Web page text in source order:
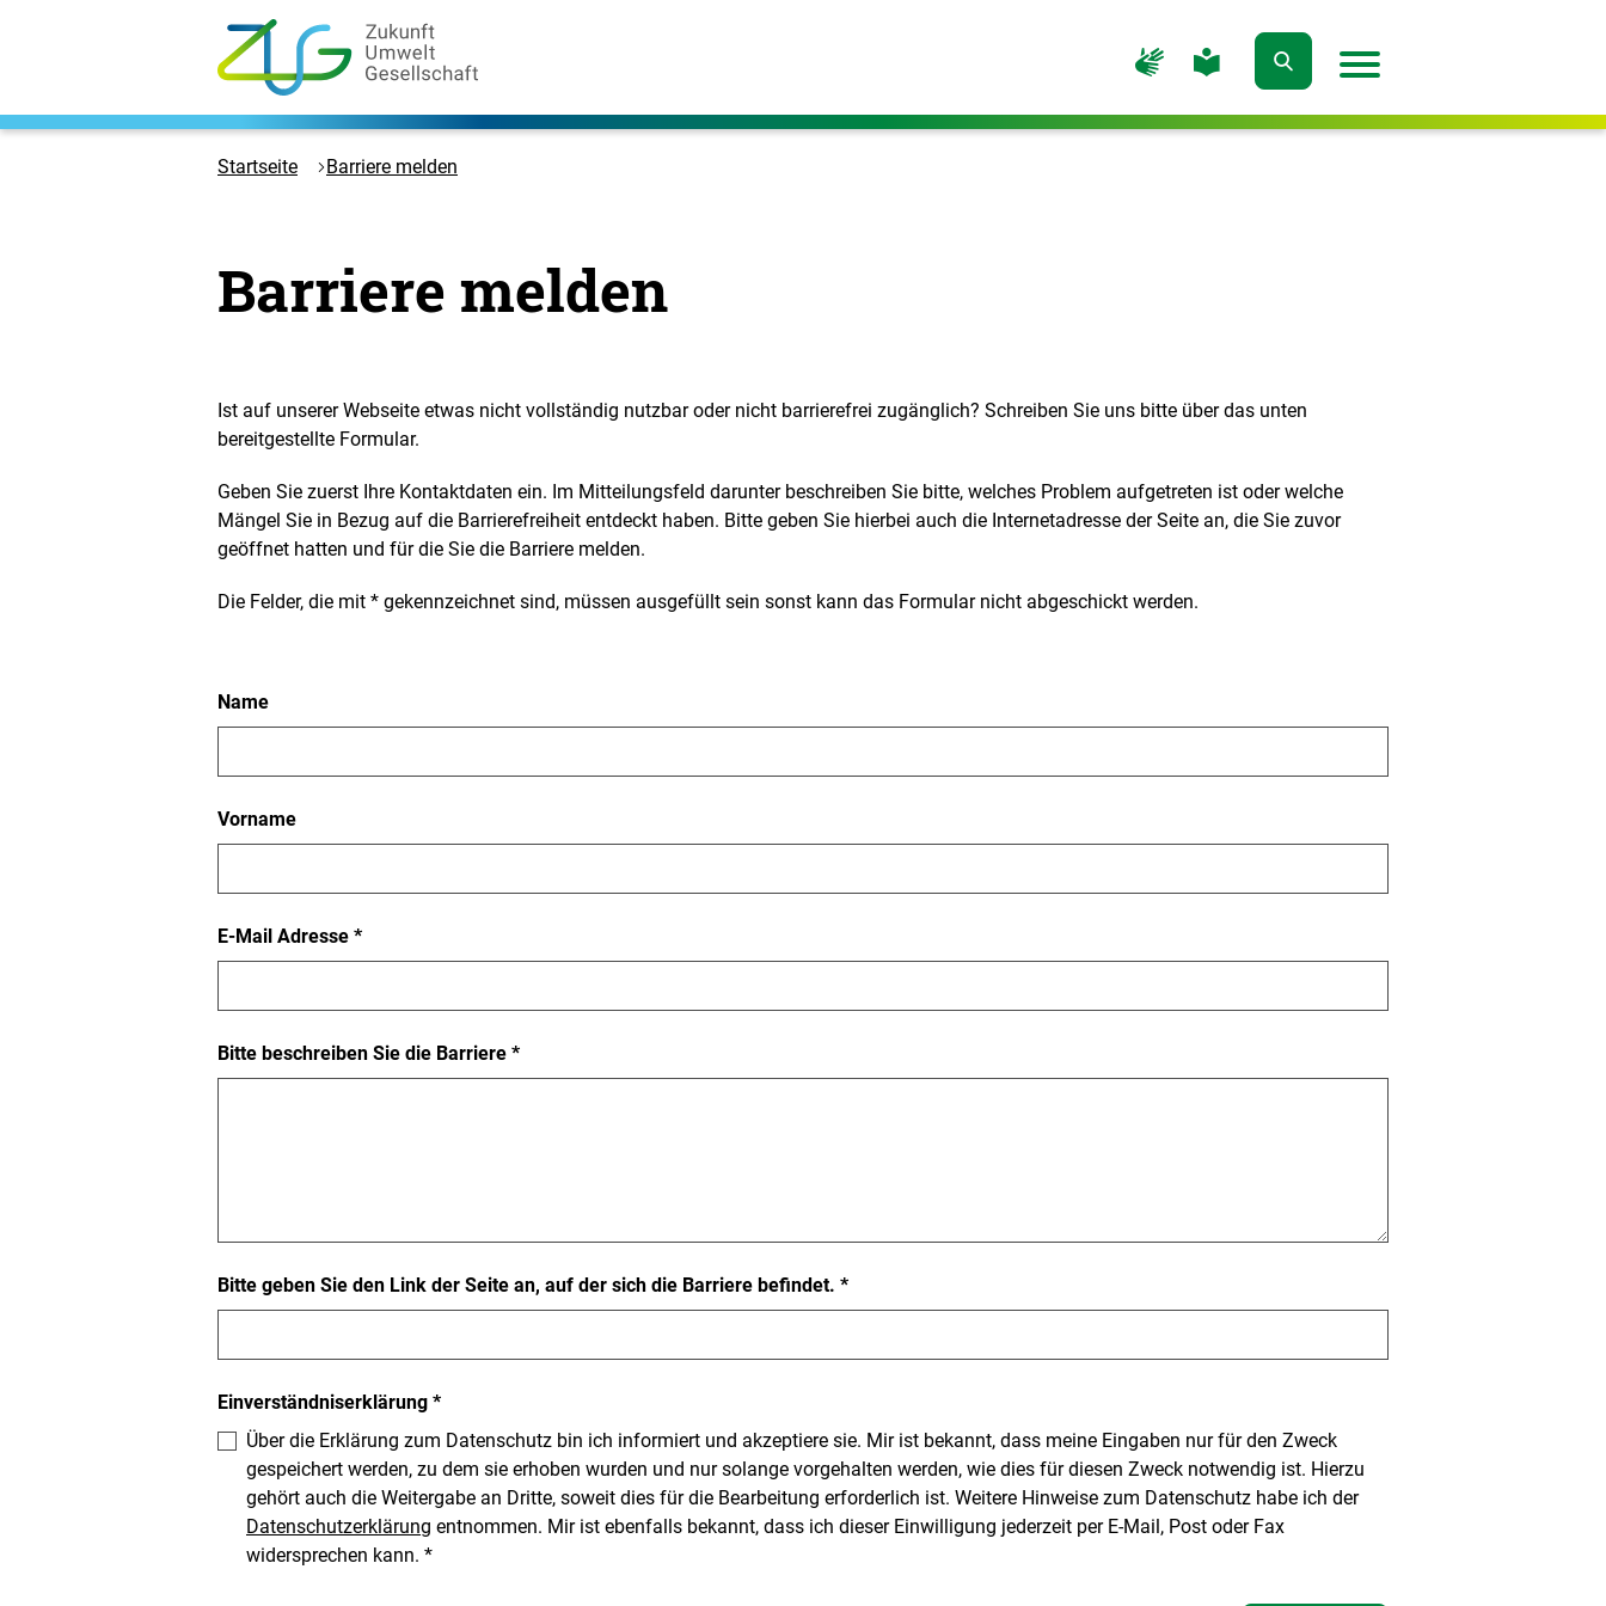
Zukunft
Umwelt
Startseite
Zur
Seite
für
Zur
Seite
Sprache
Suche
öffnen
Menü
Startseite Barriere melden
Barriere melden
Ist auf unserer Webseite etwas nicht vollständig nutzbar oder nicht barrierefrei zugänglich? Schreiben Sie uns bitte über das unten
bereitgestellte Formular.
Geben Sie zuerst Ihre Kontaktdaten ein. Im Mitteilungsfeld darunter beschreiben Sie bitte, welches Problem aufgetreten ist oder welche
Mängel Sie in Bezug auf die Barrierefreiheit entdeckt haben. Bitte geben Sie hierbei auch die Internetadresse der Seite an, die Sie zuvor
geöffnet hatten und für die Sie die Barriere melden.
Die Felder, die mit * gekennzeichnet sind, müssen ausgefüllt sein sonst kann das Formular nicht abgeschickt werden.
Barriere
melden
Name
Vorname
E-Mail Adresse *Pflichtfeld
Bitte beschreiben Sie die Barriere *Pflichtfeld
Bitte geben Sie den Link der Seite an, auf der sich die Barriere befindet. *Pflichtfeld
Einverständniserklärung *Pflichtfeld
Über die Erklärung zum Datenschutz bin ich informiert und akzeptiere sie. Mir ist bekannt, dass meine Eingaben nur für den Zweck
gespeichert werden, zu dem sie erhoben wurden und nur solange vorgehalten werden, wie dies für diesen Zweck notwendig ist. Hierzu
gehört auch die Weitergabe an Dritte, soweit dies für die Bearbeitung erforderlich ist. Weitere Hinweise zum Datenschutz habe ich der
Datenschutzerklärung entnommen. Mir ist ebenfalls bekannt, dass ich dieser Einwilligung jederzeit per E-Mail, Post oder Fax
widersprechen kann. *Pflichtfeld